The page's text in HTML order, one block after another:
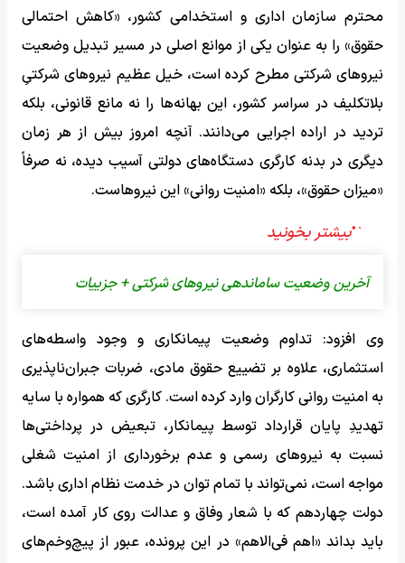
محترم سازمان اداری و استخدامی کشور، «کاهش احتمالی
حقوق» را به عنوان یکی از موانع اصلی در مسیر تبدیل وضعیت
نیروهای شرکتی مطرح کرده است، خیل عظیم نیروهای شرکتیِ
بلاتکلیف در سراسر کشور، این بهانه‌ها را نه مانع قانونی، بلکه
تردید در اراده اجرایی می‌دانند. آنچه امروز بیش از هر زمان
دیگری در بدنه کارگری دستگاه‌های دولتی آسیب دیده، نه صرفاً
«میزان حقوق»، بلکه «امنیت روانی» این نیروهاست.
آخرین وضعیت ساماندهی نیروهای شرکتی + جزییات
وی افزود: تداوم وضعیت پیمانکاری و وجود واسطه‌های
استثماری، علاوه بر تضییع حقوق مادی، ضربات جبران‌ناپذیری
به امنیت روانی کارگران وارد کرده است. کارگری که همواره با سایه
تهدیدِ پایان قرارداد توسط پیمانکار، تبعیض در پرداختی‌ها
نسبت به نیروهای رسمی و عدم برخورداری از امنیت شغلی
مواجه است، نمی‌تواند با تمام توان در خدمت نظام اداری باشد.
دولت چهاردهم که با شعار وفاق و عدالت روی کار آمده است،
باید بداند «اهم فی‌الاهم» در این پرونده، عبور از پیچ‌وخم‌های